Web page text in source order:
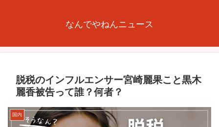
なんでやねんニュース
脱税のインフルエンサー宮崎麗果こと黒木
麗香被告って誰？何者？
国内